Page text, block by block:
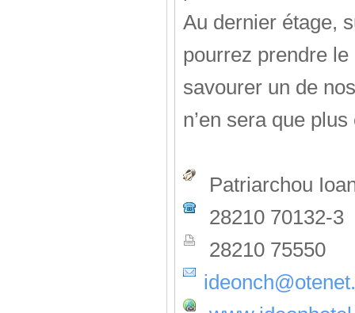
Au dernier étage,
pourrez prendre
savourer un de
n’en sera que
Patriarchou
28210 70132-3
28210 75550